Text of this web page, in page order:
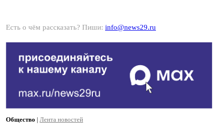
Есть о чём рассказать? Пиши: info@news29.ru
Общество | Лента новостей